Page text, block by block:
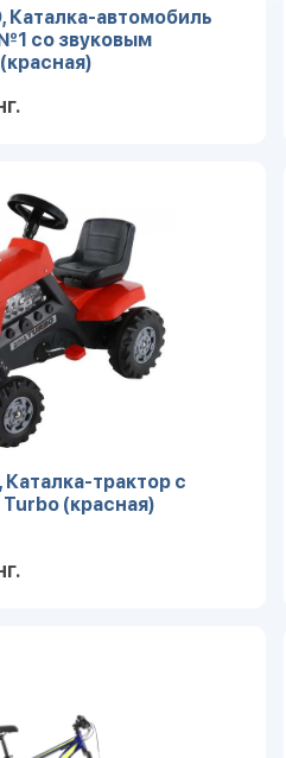
Каталка-автомобиль
со звуковым
Каталка-трактор с
(красная)